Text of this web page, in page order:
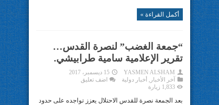
أكمل القراءة »
“جمعة الغضب” لنصرة القدس…
تقرير الإعلامية سامية طرابيشي.
YASMEN ALSHAM
15 ديسمبر، 2017
آخر الأخبار , أخبار دولية
اضف تعليق
1,833 زيارة
بعد الجمعة نصرة للقدس الاحتلال يعزز تواجده على حدود